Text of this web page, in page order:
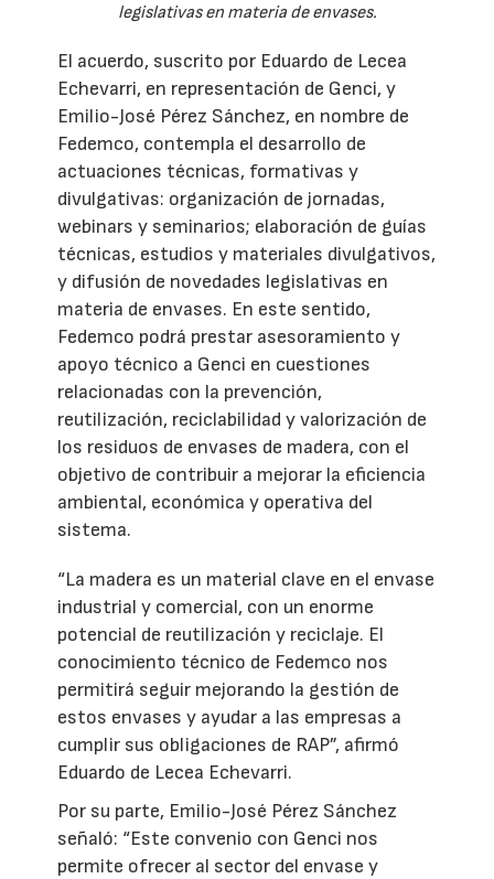
legislativas en materia de envases.
El acuerdo, suscrito por Eduardo de Lecea
Echevarri, en representación de Genci, y
Emilio-José Pérez Sánchez, en nombre de
Fedemco, contempla el desarrollo de
actuaciones técnicas, formativas y
divulgativas: organización de jornadas,
webinars y seminarios; elaboración de guías
técnicas, estudios y materiales divulgativos,
y difusión de novedades legislativas en
materia de envases. En este sentido,
Fedemco podrá prestar asesoramiento y
apoyo técnico a Genci en cuestiones
relacionadas con la prevención,
reutilización, reciclabilidad y valorización de
los residuos de envases de madera, con el
objetivo de contribuir a mejorar la eficiencia
ambiental, económica y operativa del
sistema.
“La madera es un material clave en el envase
industrial y comercial, con un enorme
potencial de reutilización y reciclaje. El
conocimiento técnico de Fedemco nos
permitirá seguir mejorando la gestión de
estos envases y ayudar a las empresas a
cumplir sus obligaciones de RAP”, afirmó
Eduardo de Lecea Echevarri.
Por su parte, Emilio-José Pérez Sánchez
señaló: “Este convenio con Genci nos
permite ofrecer al sector del envase y